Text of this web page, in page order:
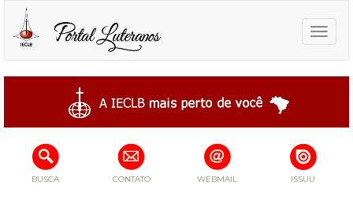
Toggle
BUSCA CONTATO WEBMAIL ISSUU